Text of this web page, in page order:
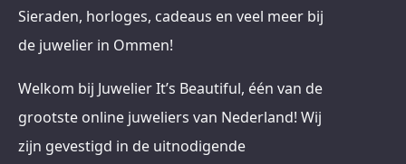
Sieraden, horloges, cadeaus en veel meer bij
de juwelier in Ommen!
Welkom bij Juwelier It’s Beautiful, één van de
grootste online juweliers van Nederland! Wij
zijn gevestigd in de uitnodigende